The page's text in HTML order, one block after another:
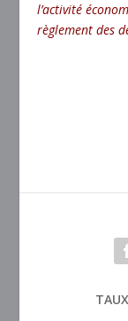
l’activité
règlement des